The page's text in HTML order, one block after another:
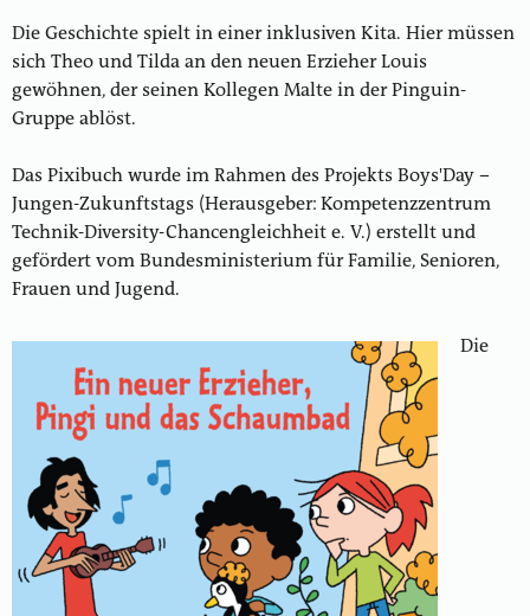
Die Geschichte spielt in einer inklusiven Kita. Hier müssen
sich Theo und Tilda an den neuen Erzieher Louis
gewöhnen, der seinen Kollegen Malte in der Pinguin-
Gruppe ablöst.
Das Pixibuch wurde im Rahmen des Projekts Boys'Day –
Jungen-Zukunftstags (Herausgeber: Kompetenzzentrum
Technik-Diversity-Chancengleichheit e. V.) erstellt und
gefördert vom Bundesministerium für Familie, Senioren,
Frauen und Jugend.
Die